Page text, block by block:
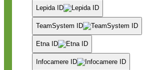
Lepida ID
TeamSystem ID
Etna ID
Infocamere ID